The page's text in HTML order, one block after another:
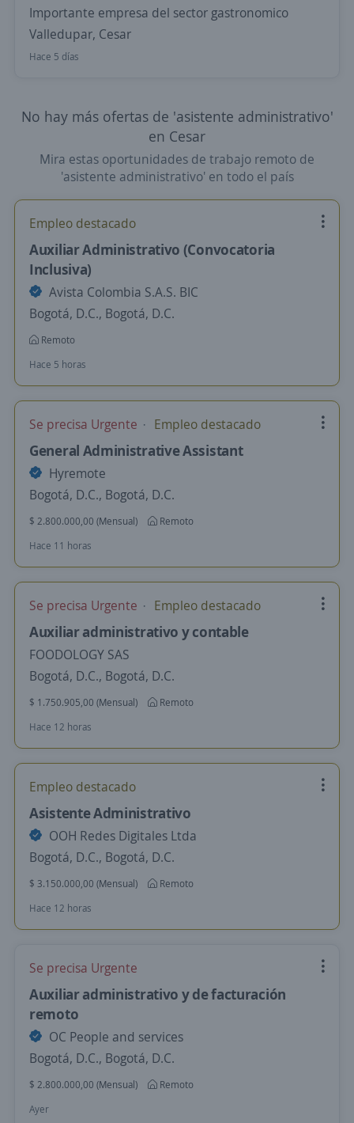
Importante empresa del sector gastronomico
Valledupar, Cesar
Hace 5 días
No hay más ofertas de 'asistente administrativo'
en Cesar
Mira estas oportunidades de trabajo remoto de
'asistente administrativo' en todo el país
Empleo destacado
Auxiliar Administrativo (Convocatoria
Inclusiva)
Avista Colombia S.A.S. BIC
Bogotá, D.C., Bogotá, D.C.
Remoto
Hace 5 horas
Se precisa Urgente Empleo destacado
General Administrative Assistant
Hyremote
Bogotá, D.C., Bogotá, D.C.
$ 2.800.000,00 (Mensual)
Remoto
Hace 11 horas
Se precisa Urgente Empleo destacado
Auxiliar administrativo y contable
FOODOLOGY SAS
Bogotá, D.C., Bogotá, D.C.
$ 1.750.905,00 (Mensual)
Remoto
Hace 12 horas
Empleo destacado
Asistente Administrativo
OOH Redes Digitales Ltda
Bogotá, D.C., Bogotá, D.C.
$ 3.150.000,00 (Mensual)
Remoto
Hace 12 horas
Se precisa Urgente
Auxiliar administrativo y de facturación
remoto
OC People and services
Bogotá, D.C., Bogotá, D.C.
$ 2.800.000,00 (Mensual)
Remoto
Ayer